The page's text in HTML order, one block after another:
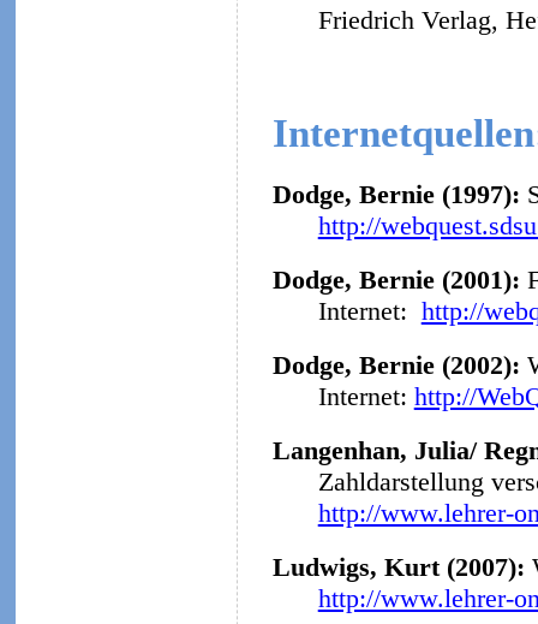
Friedrich Verlag,
Dodge, Bernie (1997):
http://
Dodge, Bernie (2001):
Internet: http://
Dodge, Bernie (2002):
Internet: http://
Langenhan, Julia/
Zahldarstellung
http://www.lehrer-
Ludwigs, Kurt (2007):
http://www.lehrer-